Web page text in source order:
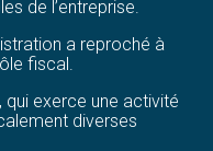
de l’entreprise.
a reproché à
fiscal.
qui exerce une activité
diverses